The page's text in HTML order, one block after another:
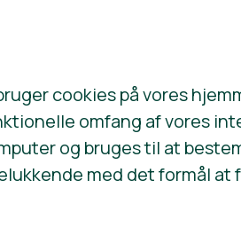
cookies på vores
omfang af vores
og bruges til at
med det formål at